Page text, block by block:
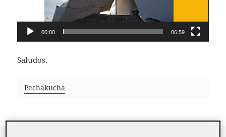
00:00 06:59
Saludos.
Pechakucha